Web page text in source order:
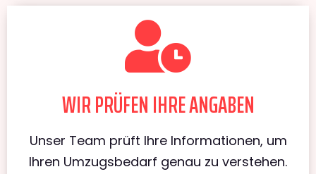
WIR PRÜFEN IHRE ANGABEN
Unser Team prüft Ihre Informationen, um
Ihren Umzugsbedarf genau zu verstehen.